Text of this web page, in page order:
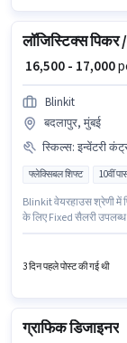
लॉजिस्टिक्स पिकर
₹ 16,500 - 17,000
Blinkit
बदलापुर, मुंबई
स्किल्स: इन्वेंटरी कंट्रोल,
फ्लेक्सिबल शिफ्ट 10वीं
Blinkit वेयरहाउस श्रेणी में
के लिए Fixed सैलरी उपलब्ध
ऑर्डर पिकिंग, ऑर्डर
3 दिन पहले पोस्ट की गई थी
ग्राफिक डिजाइनर